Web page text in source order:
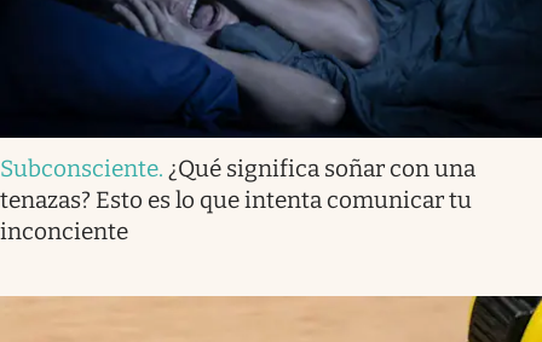
Subconsciente. ¿Qué significa soñar con una
tenazas? Esto es lo que intenta comunicar tu
inconciente